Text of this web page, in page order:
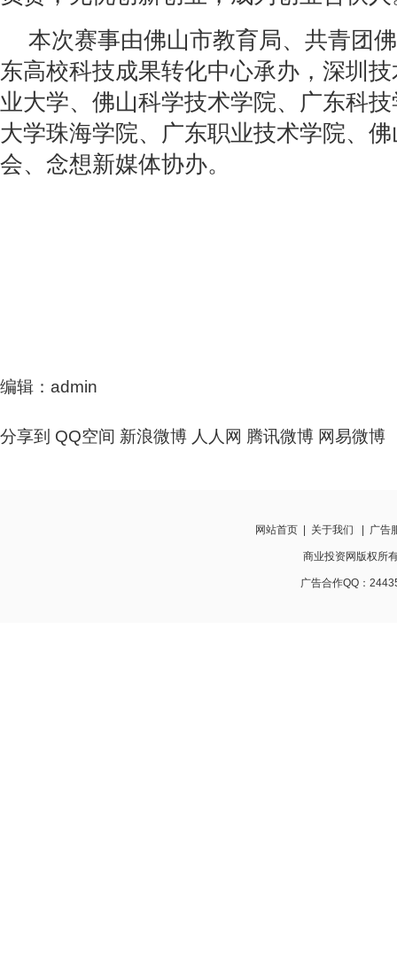
本次赛事由佛山市教育局、共青团
东高校科技成果转化中心承办，深圳
业大学、佛山科学技术学院、广东科
大学珠海学院、广东职业技术学院、
会、念想新媒体协办。
编辑：admin
分享到 QQ空间 新浪微博 人人网 腾讯微博 网易微博
网站首页 关于我们 广告
商业投资网版权
广告合作QQ：